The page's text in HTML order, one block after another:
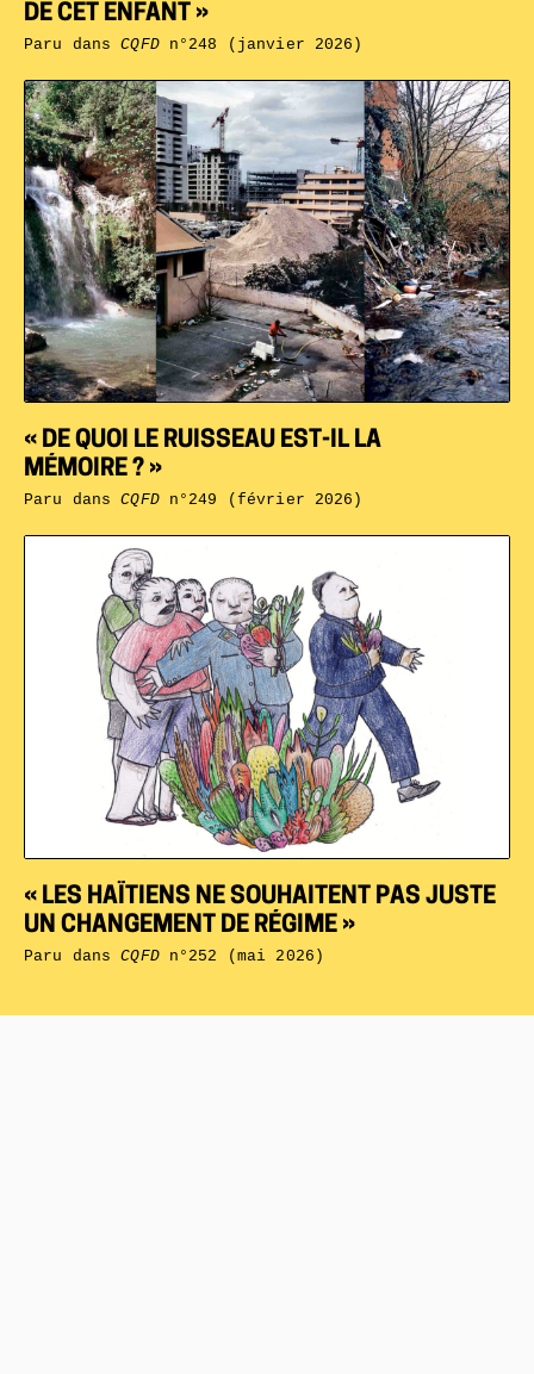
« LES HAÏTIENS NE SOUHAITENT PAS JUSTE
UN CHANGEMENT DE RÉGIME »
Paru dansCQFDn°252 (mai 2026)
« DE QUOI LE RUISSEAU EST-IL LA
MÉMOIRE ? »
Paru dansCQFDn°249 (février 2026)
DE CET ENFANT »
Paru dansCQFDn°248 (janvier 2026)